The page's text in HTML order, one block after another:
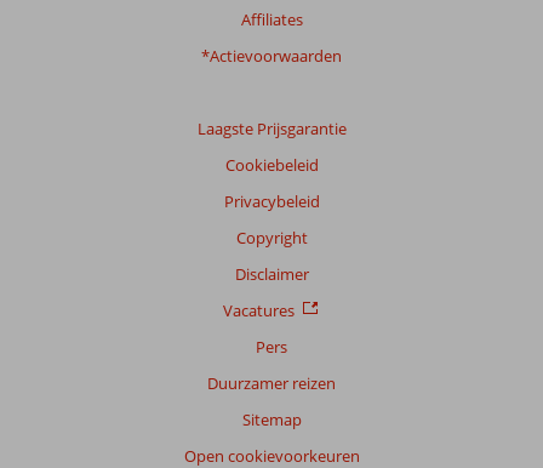
Affiliates
*Actievoorwaarden
Laagste Prijsgarantie
Cookiebeleid
Privacybeleid
Copyright
Disclaimer
Vacatures
Pers
Duurzamer reizen
Sitemap
Open cookievoorkeuren